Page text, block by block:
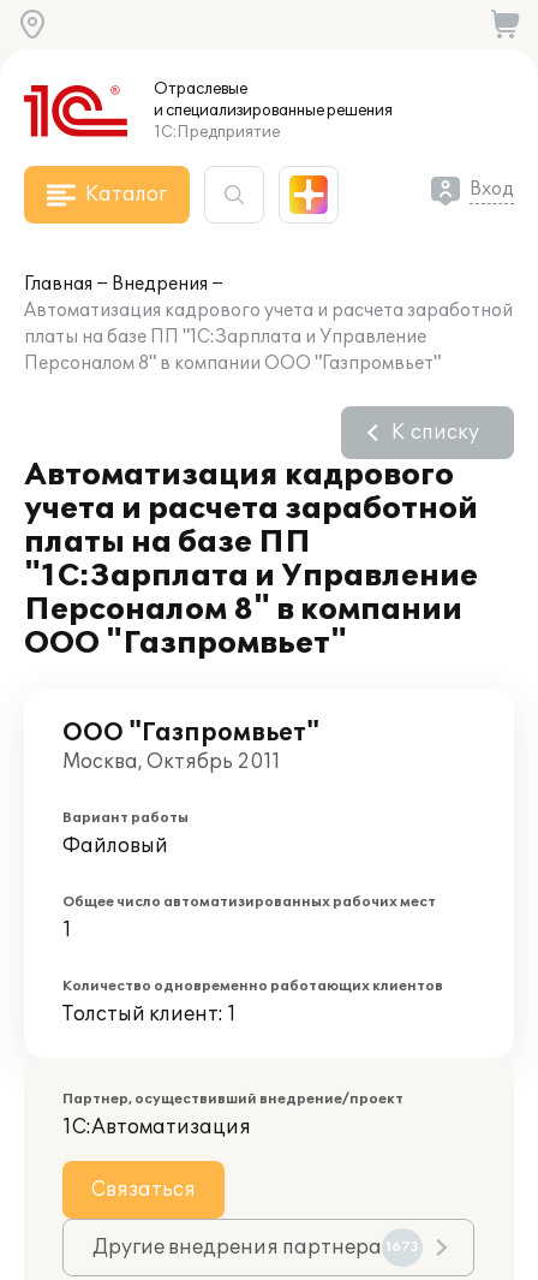
Отраслевые
и специализированныерешения
1С:Предприятие
Каталог Вход
Главная
Внедрения
Автоматизация кадрового учета и расчета заработной
платы на базе ПП "1С:Зарплата и Управление
Персоналом 8" в компании ООО "Газпромвьет"
Автоматизация кадрового
учета и расчета заработной
платы на базе ПП
"1С:Зарплата и Управление
Персоналом 8" в компании
ООО "Газпромвьет"
К списку
ООО "Газпромвьет"
Москва, Октябрь 2011
Вариант работы
Файловый
Общее число автоматизированных рабочих мест
1
Количество одновременно работающих клиентов
Толстый клиент: 1
Партнер, осуществивший внедрение/проект
1С:Автоматизация
Связаться
Другие внедрения партнера 1673